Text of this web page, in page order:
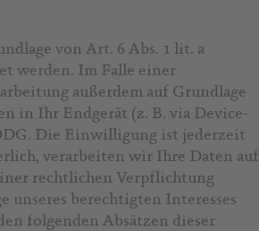
von Art. 6 Abs. 1 lit. a
werden. Im Falle einer
außerdem auf Grundlage
in Ihr Endgerät (z. B. via Device-
Die Einwilligung ist jederzeit
verarbeiten wir Ihre Daten auf
rechtlichen Verpflichtung
unseres berechtigten Interesses
folgenden Absätzen dieser